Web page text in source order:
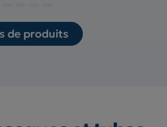
de produits